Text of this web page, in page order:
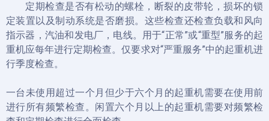
定期检查是否有松动的螺栓，断裂的皮带轮，损坏的锁
定装置以及制动系统是否磨损。 这些检查还检查负载和风向
指示器，汽油和发电厂，电线。 用于“正常”或“重型”服务的起
重机应每年进行定期检查。仅要求对“严重服务”中的起重机进
行季度检查。
一台未使用超过一个月但少于六个月的起重机需要在使用前
进行所有频繁检查。 闲置六个月以上的起重机需要对频繁检